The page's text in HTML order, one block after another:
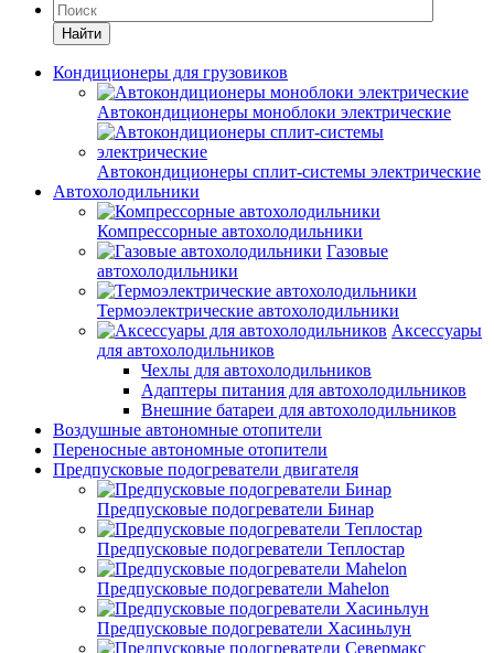
Найти
Кондиционеры для грузовиков
Автокондиционеры моноблоки электрические
Автокондиционеры сплит-системы электрические
Автохолодильники
Компрессорные автохолодильники
Газовые
автохолодильники
Термоэлектрические автохолодильники
Аксессуары
для автохолодильников
Чехлы для автохолодильников
Адаптеры питания для автохолодильников
Внешние батареи для автохолодильников
Воздушные автономные отопители
Переносные автономные отопители
Предпусковые подогреватели двигателя
Предпусковые подогреватели Бинар
Предпусковые подогреватели Теплостар
Предпусковые подогреватели Mahelon
Предпусковые подогреватели Хасиньлун